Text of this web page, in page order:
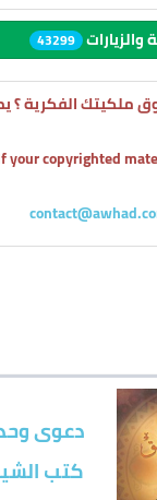
43299
الفكرية ؟
your copyrighted
دعوى
كتب